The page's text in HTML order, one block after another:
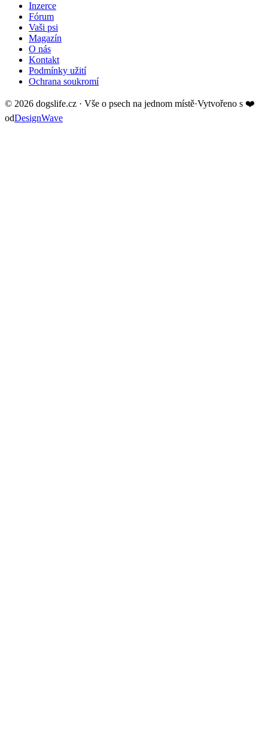
Inzerce
Fórum
Vaši psi
Magazín
O nás
Kontakt
Podmínky užití
Ochrana soukromí
© 2026 dogslife.cz · Vše o psech na jednom místě·Vytvořeno s ❤️
odDesignWave